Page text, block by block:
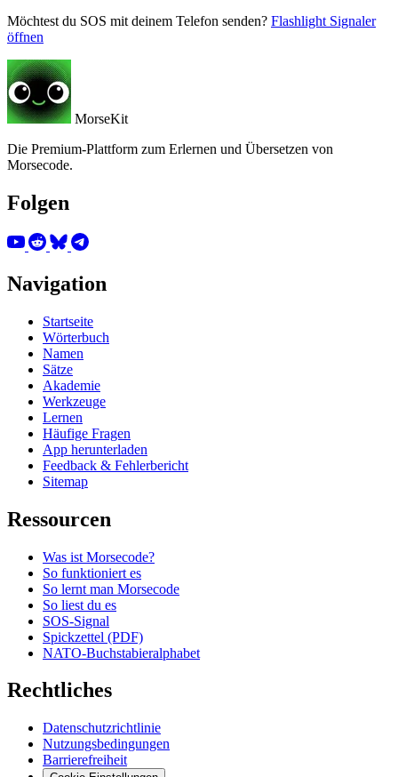
Möchtest du SOS mit deinem Telefon senden? Flashlight Signaler
öffnen
MorseKit
Die Premium-Plattform zum Erlernen und Übersetzen von
Morsecode.
Folgen
Navigation
Startseite
Wörterbuch
Namen
Sätze
Akademie
Werkzeuge
Lernen
Häufige Fragen
App herunterladen
Feedback & Fehlerbericht
Sitemap
Ressourcen
Was ist Morsecode?
So funktioniert es
So lernt man Morsecode
So liest du es
SOS-Signal
Spickzettel (PDF)
NATO-Buchstabieralphabet
Rechtliches
Datenschutzrichtlinie
Nutzungsbedingungen
Barrierefreiheit